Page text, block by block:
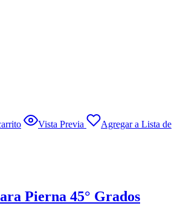
Vista Previa
Agregar a Lista de
Pierna 45° Grados